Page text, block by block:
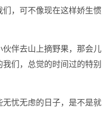
，可不像现在这样娇生惯
伴去山上摘野果，那会儿
们，总觉的时间过的特别
忧无虑的日子，是不是就